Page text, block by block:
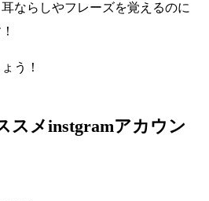
ならしやフレーズを覚えるのに
う！
スメinstgramアカウン